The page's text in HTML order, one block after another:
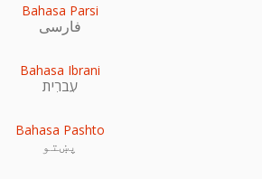
Bahasa Parsi
فارسی
Bahasa Ibrani
עִברִית
Bahasa Pashto
پښتو